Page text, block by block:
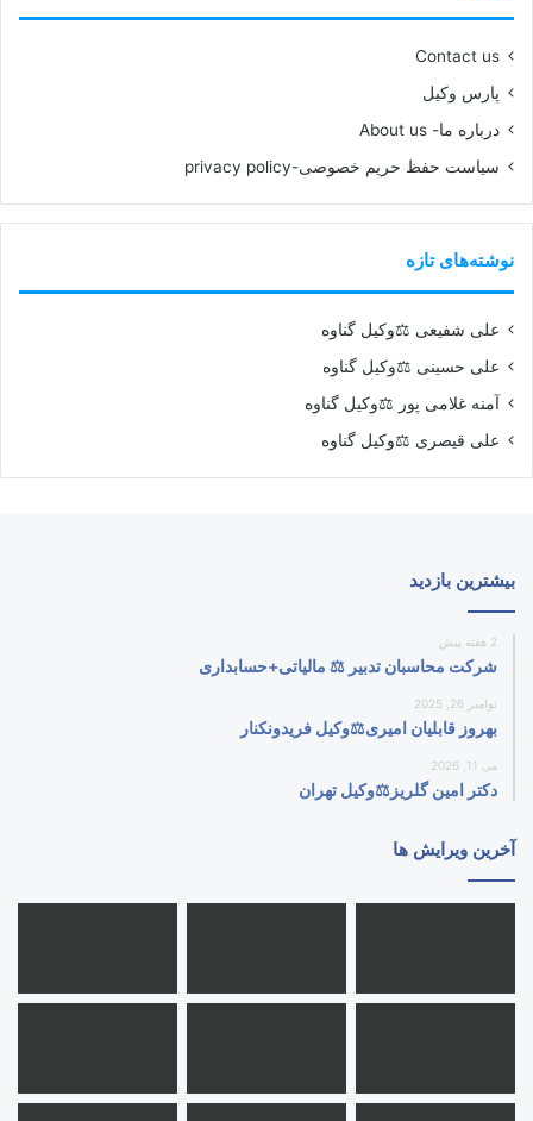
Contact us
پارس وکیل
درباره ما- About us
سیاست حفظ حریم خصوصی-privacy policy
نوشته‌های تازه
علی شفیعی ⚖️وکیل گناوه
علی حسینی ⚖️وکیل گناوه
آمنه غلامی پور ⚖️وکیل گناوه
علی قیصری ⚖️وکیل گناوه
بیشترین بازدید
2 هفته پیش
شرکت محاسبان تدبیر ⚖️ مالیاتی+حسابداری
نوامبر 26, 2025
بهروز قابلیان امیری⚖️وکیل فریدونکنار
می 11, 2026
دکتر امین گلریز⚖️وکیل تهران
آخرین ویرایش ها